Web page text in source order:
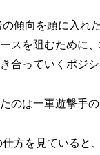
傾向を頭に入れ
スを阻むために
合っていくポジシ
は一軍遊撃手
方を見ていると